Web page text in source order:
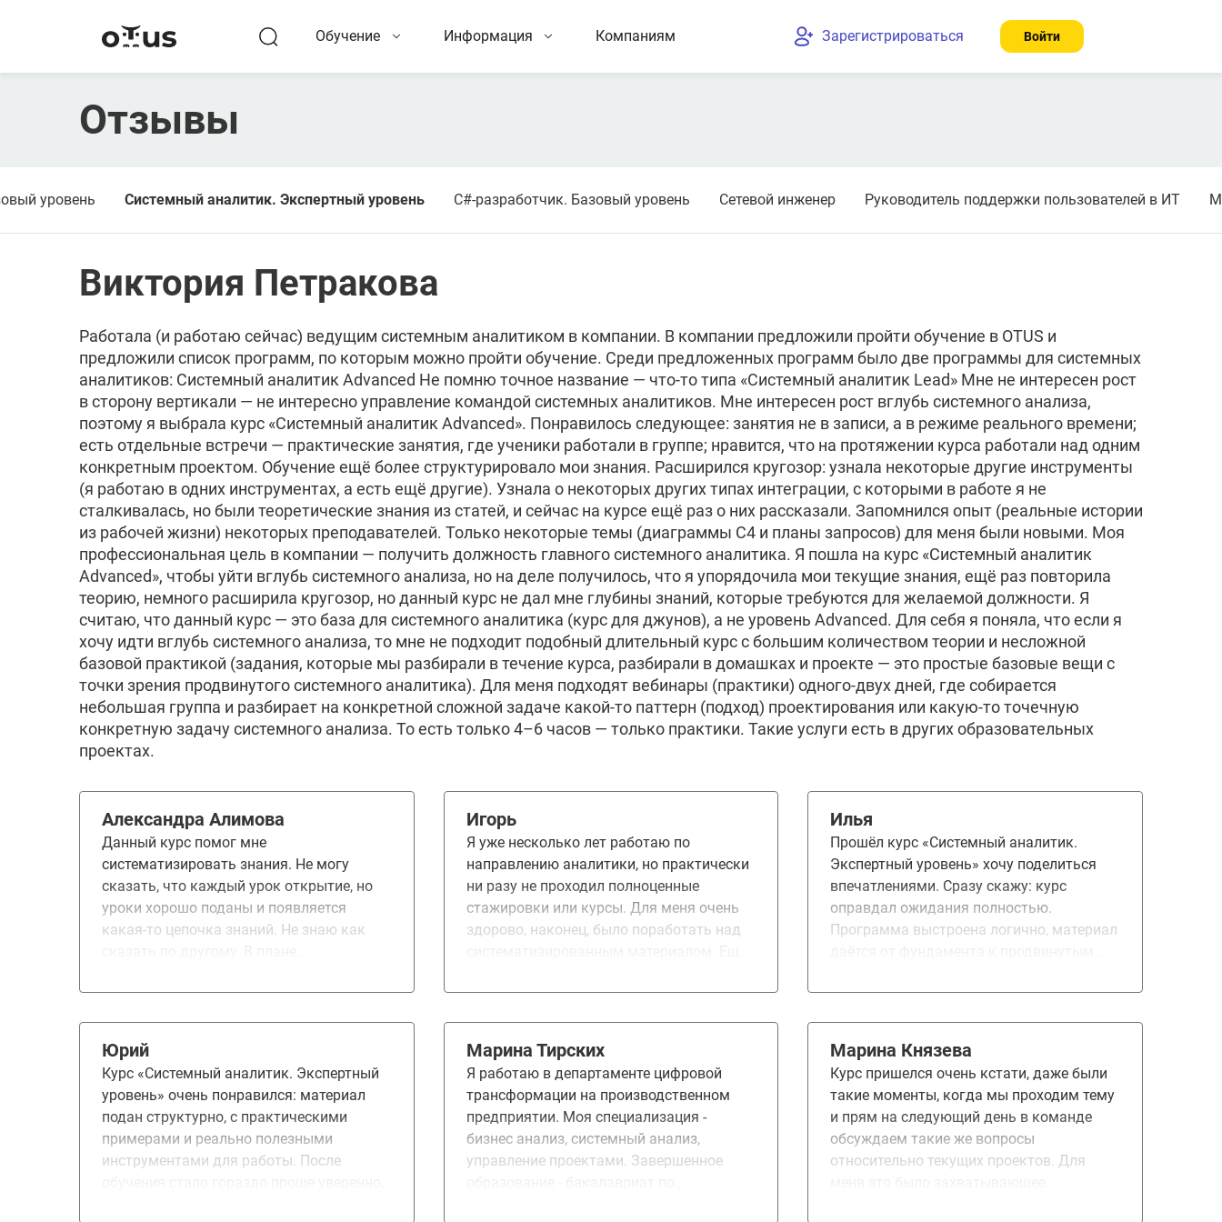
Обучение Информация Компаниям Зарегистрироваться Войти
Отзывы
уровень Системный аналитик. Экспертный уровень C#-разработчик. Базовый уровень Сетевой инженер Руководитель поддержки пользователей в ИТ
Виктория Петракова
Работала (и работаю сейчас) ведущим системным аналитиком в компании. В компании предложили пройти обучение в OTUS и
предложили список программ, по которым можно пройти обучение. Среди предложенных программ было две программы для системных
аналитиков: Системный аналитик Advanced Не помню точное название — что-то типа «Системный аналитик Lead» Мне не интересен рост
в сторону вертикали — не интересно управление командой системных аналитиков. Мне интересен рост вглубь системного анализа,
поэтому я выбрала курс «Системный аналитик Advanced». Понравилось следующее: занятия не в записи, а в режиме реального времени;
есть отдельные встречи — практические занятия, где ученики работали в группе; нравится, что на протяжении курса работали над одним
конкретным проектом. Обучение ещё более структурировало мои знания. Расширился кругозор: узнала некоторые другие инструменты
(я работаю в одних инструментах, а есть ещё другие). Узнала о некоторых других типах интеграции, с которыми в работе я не
сталкивалась, но были теоретические знания из статей, и сейчас на курсе ещё раз о них рассказали. Запомнился опыт (реальные истории
из рабочей жизни) некоторых преподавателей. Только некоторые темы (диаграммы C4 и планы запросов) для меня были новыми. Моя
профессиональная цель в компании — получить должность главного системного аналитика. Я пошла на курс «Системный аналитик
Advanced», чтобы уйти вглубь системного анализа, но на деле получилось, что я упорядочила мои текущие знания, ещё раз повторила
теорию, немного расширила кругозор, но данный курс не дал мне глубины знаний, которые требуются для желаемой должности. Я
считаю, что данный курс — это база для системного аналитика (курс для джунов), а не уровень Advanced. Для себя я поняла, что если я
хочу идти вглубь системного анализа, то мне не подходит подобный длительный курс с большим количеством теории и несложной
базовой практикой (задания, которые мы разбирали в течение курса, разбирали в домашках и проекте — это простые базовые вещи с
точки зрения продвинутого системного аналитика). Для меня подходят вебинары (практики) одного-двух дней, где собирается
небольшая группа и разбирает на конкретной сложной задаче какой-то паттерн (подход) проектирования или какую-то точечную
конкретную задачу системного анализа. То есть только 4–6 часов — только практики. Такие услуги есть в других образовательных
проектах.
Александра Алимова
Данный курс помог мне
систематизировать знания. Не могу
сказать, что каждый урок открытие, но
уроки хорошо поданы и появляется
какая-то цепочка знаний. Не знаю как
Знания освежились, плюс появилась
плане улучшений, то сложно сказать.
Курс большой и еще что-то туда
добавить, возможно будет уже перебор.
Сейчас модно ИИ везде впихивать, я бы
не стала им портить курс. На примере
много коллег, кто с ИИ только работает
по факту становятся откатываются в
Игорь
Я уже несколько лет работаю по
направлению аналитики, но практически
ни разу не проходил полноценные
стажировки или курсы. Для меня очень
здорово, наконец, было поработать над
система ДЗ. Задания довольно
понравилось, наверное, только наличие
определенных тем. Преподаватели
крутые - хотелось бы поменять набор тем,
они явно могут очень много сложных
вещей рассказать. Возможно, стоит для
advanced убрать инфо по тестированию и
Илья
Прошёл курс «Системный аналитик.
Экспертный уровень» хочу поделиться
впечатлениями. Сразу скажу: курс
оправдал ожидания полностью.
Программа выстроена логично, материал
это не формальность, а полноценная
преподавателей отрабатываются навыки,
которые потом напрямую применяешь в
работе. Отдельно хочу отметить
поддержку преподавателей. Мне повезло
работать с Еленой – её обратная связь
всегда была чёткой, конструктивной и
Юрий
Курс «Системный аналитик. Экспертный
уровень» очень понравился: материал
подан структурно, с практическими
примерами и реально полезными
инструментами для работы. После
Марина Тирских
Я работаю в департаменте цифровой
трансформации на производственном
предприятии. Моя специализация -
бизнес анализ, системный анализ,
управление проектами. Завершенное
Марина Князева
Курс пришелся очень кстати, даже были
такие моменты, когда мы проходим тему
и прям на следующий день в команде
обсуждаем такие же вопросы
относительно текущих проектов. Для